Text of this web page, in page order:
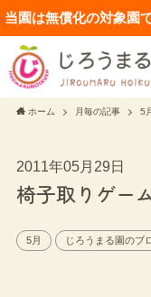
当園は無償化の対象園
ホーム 月毎の記事 5
2011年05月29日
椅子取りゲー
5月 じろうまる園のブ